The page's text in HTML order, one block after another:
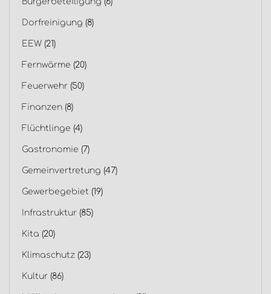
Dorfreinigung (8)
EEW (21)
Fernwärme (20)
Feuerwehr (50)
Finanzen (8)
Flüchtlinge (4)
Gastronomie (7)
Gemeinvertretung (47)
Gewerbegebiet (19)
Infrastruktur (85)
Kita (20)
Klimaschutz (23)
Kultur (86)